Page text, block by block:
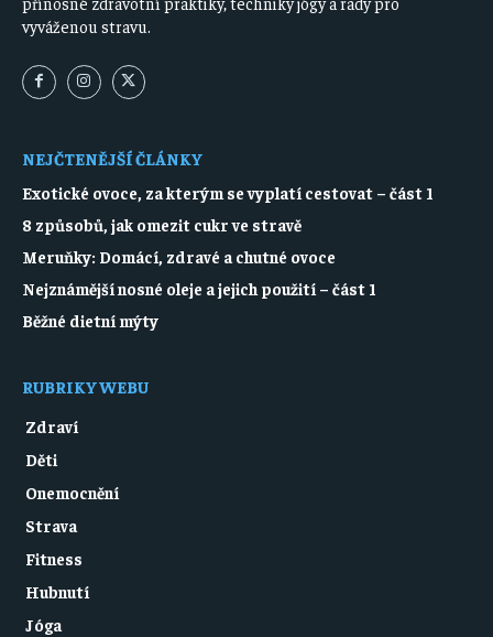
vyváženou stravu.
NEJČTENĚJŠÍ ČLÁNKY
Exotické ovoce, za kterým se vyplatí cestovat – část 1
8 způsobů, jak omezit cukr ve stravě
Meruňky: Domácí, zdravé a chutné ovoce
Nejznámější nosné oleje a jejich použití – část 1
Běžné dietní mýty
RUBRIKY WEBU
Zdraví
Děti
Onemocnění
Strava
Fitness
Hubnutí
Jóga